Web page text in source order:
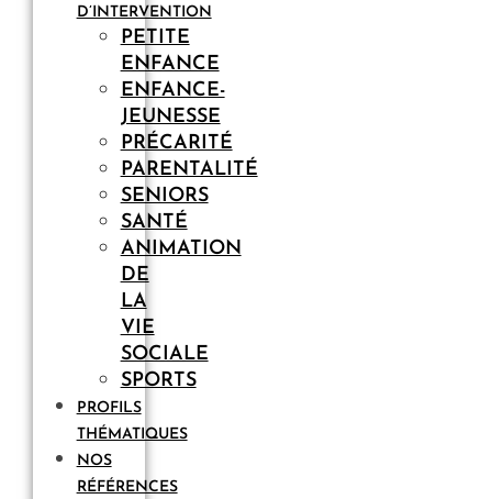
D’INTERVENTION
PETITE
ENFANCE
ENFANCE-
JEUNESSE
PRÉCARITÉ
PARENTALITÉ
SENIORS
SANTÉ
ANIMATION
DE
LA
VIE
SOCIALE
SPORTS
PROFILS
THÉMATIQUES
NOS
RÉFÉRENCES